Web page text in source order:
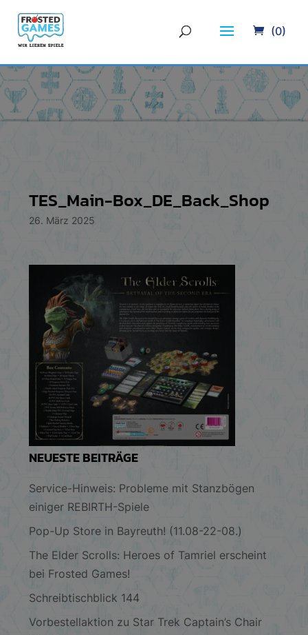
(0)
TES_Main-Box_DE_Back_Shop
26. März 2025
NEUESTE BEITRÄGE
Service-Hinweis: Probleme mit Stanzbögen
einiger REBIRTH-Spiele
Pop-Up Store in Bayreuth! (11.08-22-08.)
The Elder Scrolls: Heroes of Tamriel erscheint
bei Frosted Games!
Schreibtischblick 144
Vorbestellaktion zu Star Trek Captain’s Chair